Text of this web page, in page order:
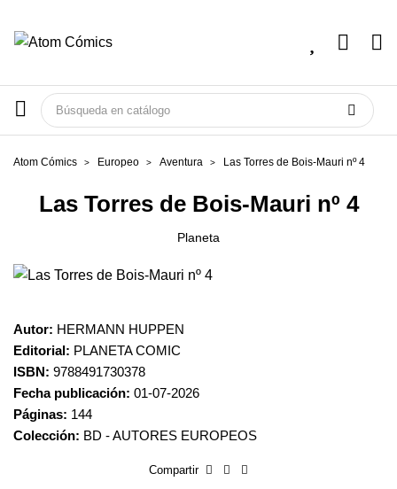
Atom Cómics Europeo Aventura Las Torres de Bois-Mauri nº 4
Las Torres de Bois-Mauri nº 4
Planeta
Autor: HERMANN HUPPEN
Editorial: PLANETA COMIC
ISBN: 9788491730378
Fecha publicación: 01-07-2026
Páginas: 144
Colección: BD - AUTORES EUROPEOS
Compartir